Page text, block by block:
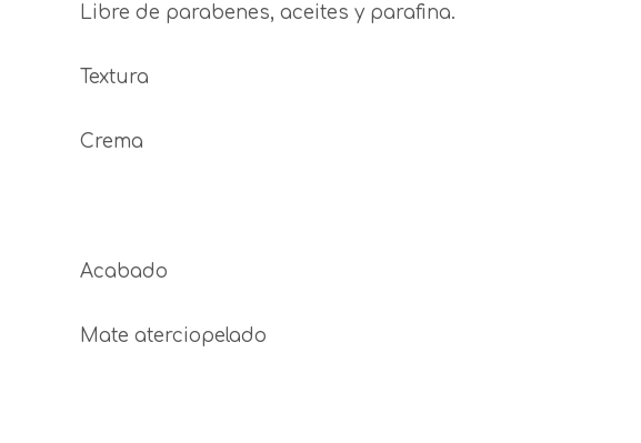
Libre de parabenes, aceites y parafina.
Textura
Crema
Acabado
Mate aterciopelado